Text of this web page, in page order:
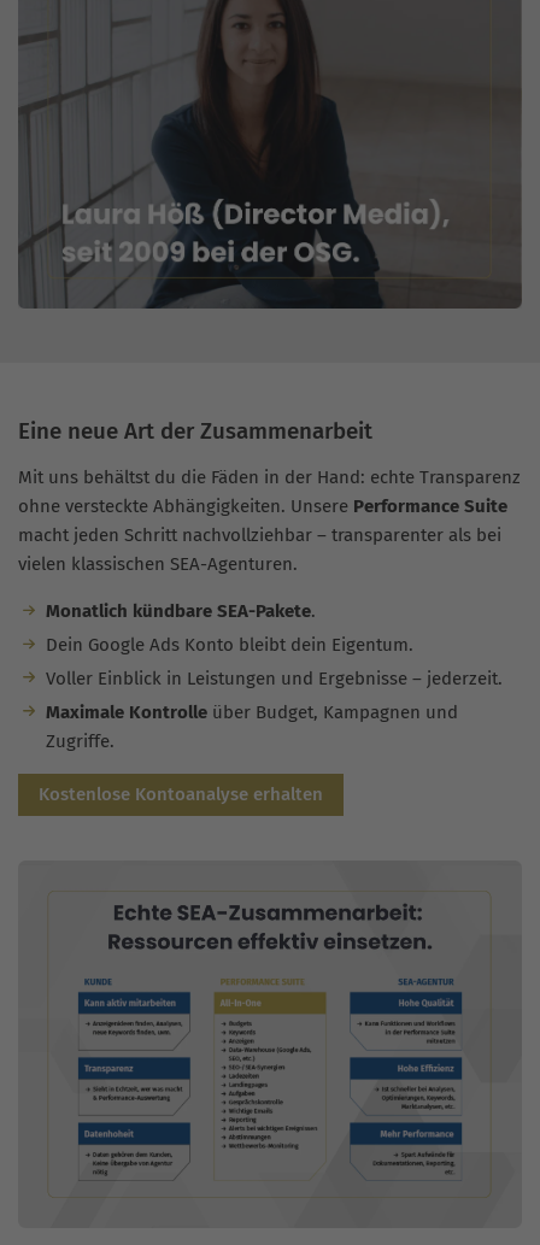
Eine neue Art der Zusammenarbeit
Mit uns behältst du die Fäden in der Hand: echte Transparenz
ohne versteckte Abhängigkeiten. Unsere Performance Suite
macht jeden Schritt nachvollziehbar – transparenter als bei
vielen klassischen SEA-Agenturen.
Monatlich kündbare SEA-Pakete.
Dein Google Ads Konto bleibt dein Eigentum.
Voller Einblick in Leistungen und Ergebnisse – jederzeit.
Maximale Kontrolleüber Budget, Kampagnen und
Zugriffe.
Kostenlose Kontoanalyse erhalten